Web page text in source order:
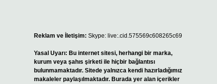
Reklam ve İletişim: Skype: live:.cid.575569c608265c69
Yasal Uyarı: Bu internet sitesi, herhangi bir marka,
kurum veya şahıs şirketi ile hiçbir bağlantısı
bulunmamaktadır. Sitede yalnızca kendi hazırladığımız
makaleler paylaşılmaktadır. Burada yer alan içerikler